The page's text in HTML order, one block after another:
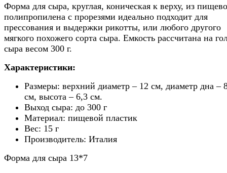
Форма для сыра, круглая, коническая к верху, из
полипропилена с прорезями идеально подходит для
прессования и выдержки рикотты, или любого другого
мягкого похожего сорта сыра. Емкость рассчитана на
сыра весом 300 г.
Характеристики:
Размеры: верхний диаметр – 12 см, диаметр дна –
см, высота – 6,3 см.
Выход сыра: до 300 г
Материал: пищевой пластик
Вес: 15 г
Производитель: Италия
Форма для сыра 13*7